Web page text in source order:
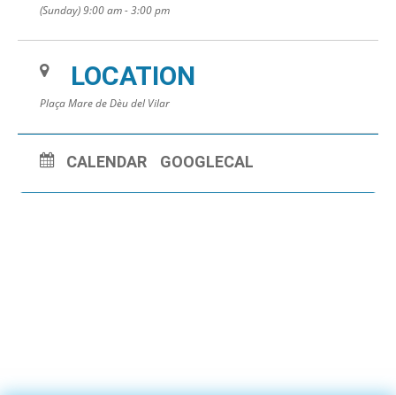
(Sunday) 9:00 am - 3:00 pm
LOCATION
Plaça Mare de Dèu del Vilar
CALENDAR GOOGLECAL